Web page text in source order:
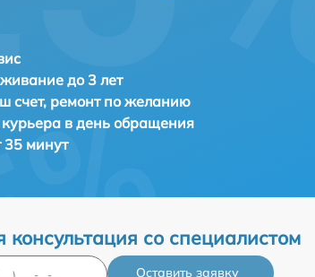
до 3 лет
счет, ремонт по желанию
в день обращения
35 минут
консультация со специалистом
Оставить заявку